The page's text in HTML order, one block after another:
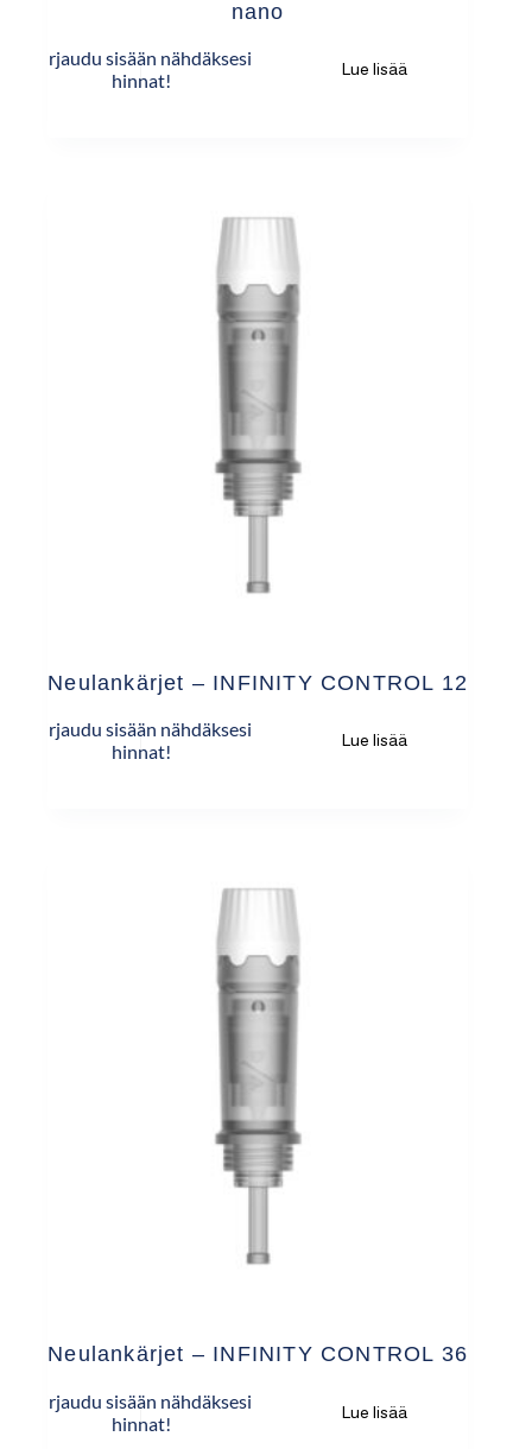
nano
Kirjaudu sisään nähdäksesi
hinnat!
Lue lisää
Neulankärjet – INFINITY CONTROL 12
Kirjaudu sisään nähdäksesi
hinnat!
Lue lisää
Neulankärjet – INFINITY CONTROL 36
Kirjaudu sisään nähdäksesi
hinnat!
Lue lisää